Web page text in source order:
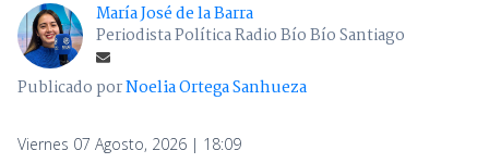
María José de la Barra
Periodista Política Radio Bío Bío Santiago
Publicado porNoelia Ortega Sanhueza
Viernes 07 Agosto, 2026 | 18:09